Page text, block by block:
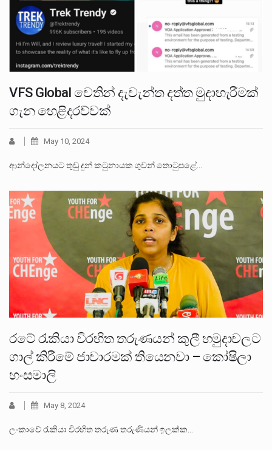
VFS Global වෙතින් දැවැන්ත දත්ත මුදාහැරීමක්
ගැන හෙළිදරව්වක්
May 10, 2024
ආන්දෝලනයට තුඩු දුන් කටුනායක ගුවන් තොටුපළේ…
රටේ රැකියා විරහිත තරුණයන් කුලී හමුදාවලට
ගාල් කිරීමේ ජාවාරමක් තියෙනවා – කෝෂිලා
හංසමාලි
May 8, 2024
ලංකාවේ රැකියා විරහිත තරුණ තරුණියන් ඉලක්ක…